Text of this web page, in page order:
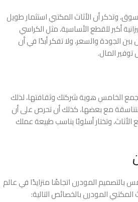
وتذكر أن الأثاث المكتبي استثمار طويل
أكبر للقطع الأساسية، مثل الكراسي
بين الجودة والسعر، ولا تفكر أبدًا في أن
المال.
الخامس هوية شركتك وثقافتها، لذلك
متناسقة مع بعضها، كذلك أن تحرص على أن
وتختار أسلوبًا يناسب طبيعة عملك
بالتصميم المودرن اتجاهًا متزايدًا في عالم
المكتبي المودرن بالخصائص التالية: